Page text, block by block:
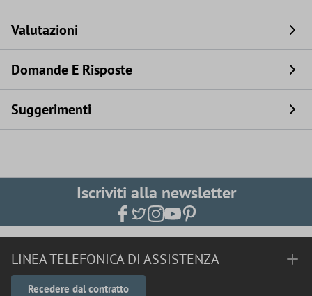
Valutazioni
Domande E Risposte
Suggerimenti
Iscriviti alla newsletter
LINEA TELEFONICA DI ASSISTENZA
Recedere dal contratto